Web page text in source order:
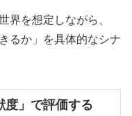
界を想定しながら、
るか」を具体的なシナ
度」で評価する